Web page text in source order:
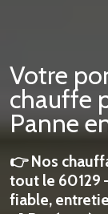
Votre
chauffe
Panne
👉 Nos
tout le 60129
fiable,